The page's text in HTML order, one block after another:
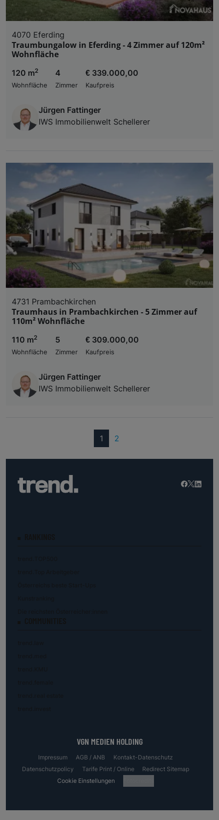
4070 Eferding
Traumbungalow in Eferding - 4 Zimmer auf 120m²
Wohnfläche
120 m2
Wohnfläche
4
Zimmer
€ 339.000,00
Kaufpreis
Jürgen Fattinger
IWS Immobilienwelt Schellerer
4731 Prambachkirchen
Traumhaus in Prambachkirchen - 5 Zimmer auf
110m² Wohnfläche
110 m2
Wohnfläche
5
Zimmer
€ 309.000,00
Kaufpreis
Jürgen Fattinger
IWS Immobilienwelt Schellerer
1 (current)
2
VGN MEDIEN HOLDING
Impressum AGB / ANB
Kontakt-Datenschutz
Datenschutzpolicy
Tarife Print / Online
Redirect Sitemap
Cookie Einstellungen